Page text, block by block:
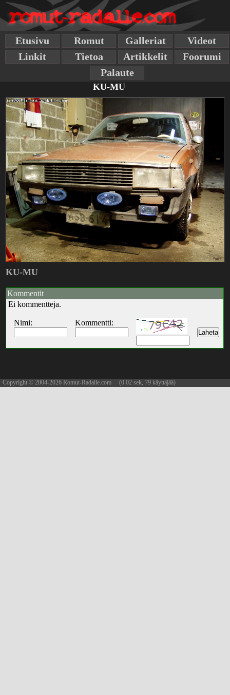
Etusivu Romut Galleriat
Videot
Linkit
Tietoa Artikkelit
Foorumi
Palaute
KU-MU
KU-MU
Kommentit
Ei kommentteja.
Nimi: Kommentti:
Copyright © 2004-2026 Romut-Radalle.com (0.02 sek, 79 käyttäjää)